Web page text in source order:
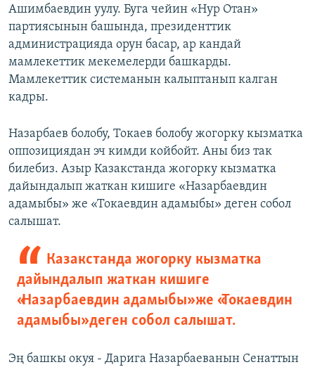
Ашимбаевдин уулу. Буга чейин «Нур Отан»
партиясынын башында, президенттик
администрацияда орун басар, ар кандай
мамлекеттик мекемелерди башкарды.
Мамлекеттик системанын калыптанып калган
кадры.
Назарбаев болобу, Токаев болобу жогорку кызматка
оппозициядан эч кимди койбойт. Аны биз так
билебиз. Азыр Казакстанда жогорку кызматка
дайындалып жаткан кишиге «Назарбаевдин
адамыбы» же «Токаевдин адамыбы» деген собол
салышат.
Казакстанда жогорку кызматка
дайындалып жаткан кишиге
«Назарбаевдин адамыбы» же «Токаевдин
адамыбы» деген собол салышат.
Эң башкы окуя - Дарига Назарбаеванын Сенаттын